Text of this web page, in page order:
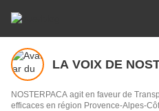
LA VOIX DE
NOSTERPACA agit en faveur de
efficaces en région Provence-Alpes-